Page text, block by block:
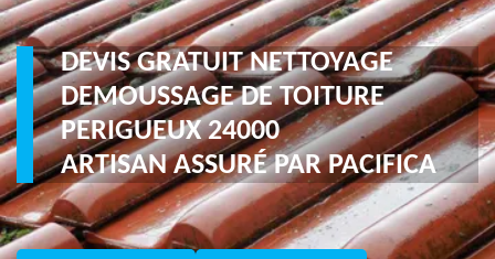
DEVIS GRATUIT NETTOYAGE
DEMOUSSAGE DE TOITURE
PERIGUEUX 24000
ARTISAN ASSURÉ PAR PACIFICA